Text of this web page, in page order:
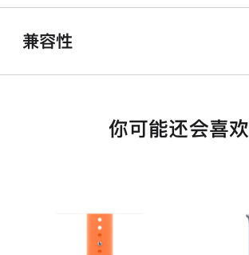
兼容性
你可能还会喜欢